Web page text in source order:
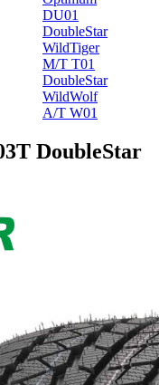
DU01
DoubleStar
WildTiger
M/T T01
DoubleStar
WildWolf
A/T W01
DoubleStar